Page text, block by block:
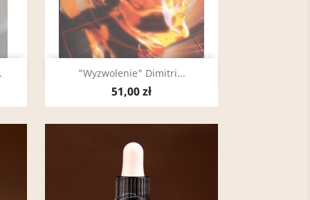
"Wyzwolenie" Dimitri...
51,00 zł
Szybki podgląd